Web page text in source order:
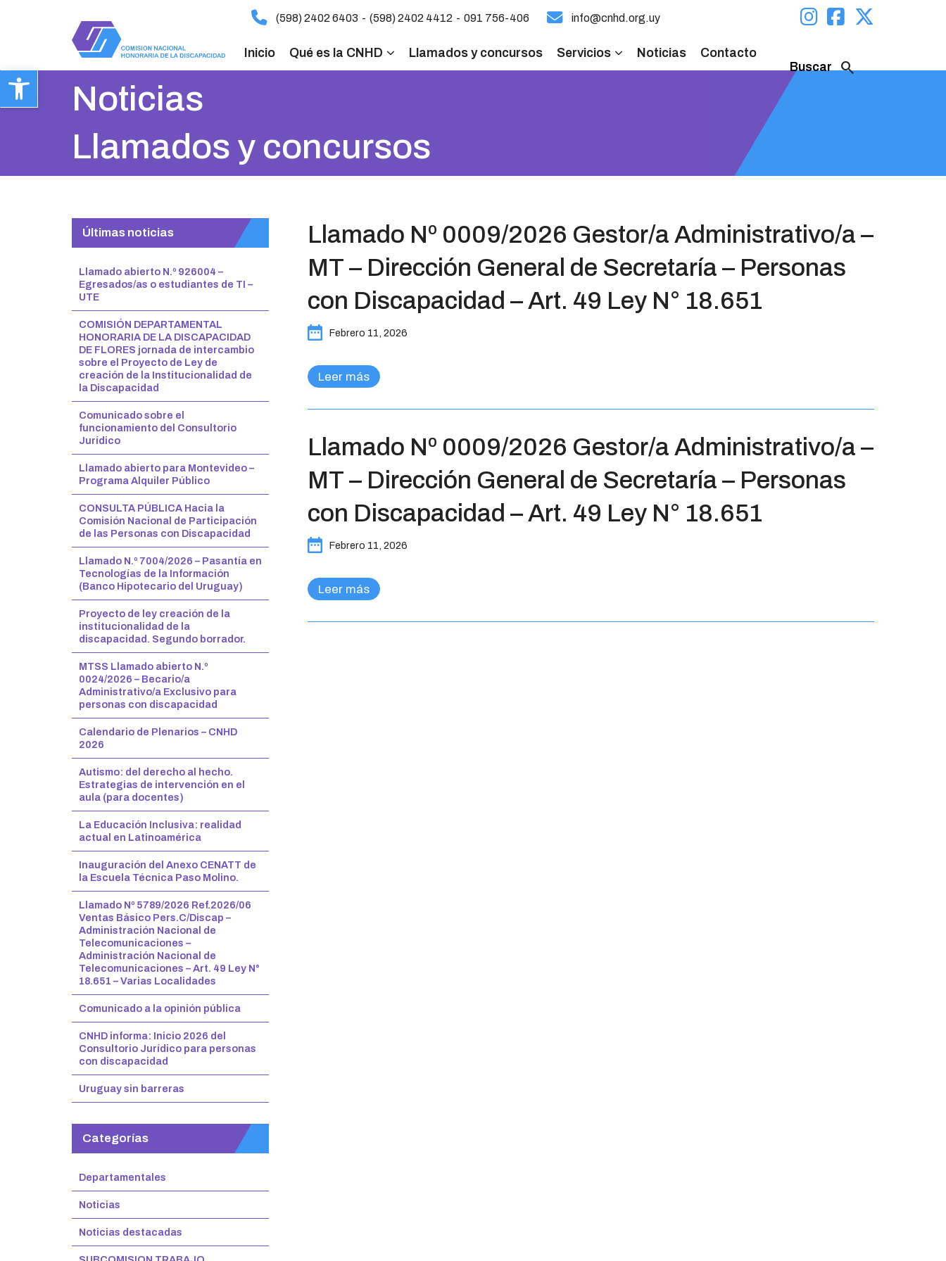
Abrir barra de herramientas
Inicio Qué es la CNHD Llamados y concursos Servicios Noticias
Contacto
Buscar search
(598) 2402 6403 - (598) 2402 4412 - 091 756-406 info@cnhd.org.uy
Noticias
Llamados y concursos
Llamado Nº 0009/2026 Gestor/a Administrativo/a –
MT – Dirección General de Secretaría – Personas
con Discapacidad – Art. 49 Ley N° 18.651
Febrero 11, 2026
Leer más
Llamado Nº 0009/2026 Gestor/a Administrativo/a –
MT – Dirección General de Secretaría – Personas
con Discapacidad – Art. 49 Ley N° 18.651
Febrero 11, 2026
Leer más
Últimas noticias
Llamado abierto N.º 926004 –
Egresados/as o estudiantes de TI –
UTE
COMISIÓN DEPARTAMENTAL
HONORARIA DE LA DISCAPACIDAD
DE FLORES jornada de intercambio
sobre el Proyecto de Ley de
creación de la Institucionalidad de
la Discapacidad
Comunicado sobre el
funcionamiento del Consultorio
Jurídico
Llamado abierto para Montevideo –
Programa Alquiler Público
CONSULTA PÚBLICA Hacia la
Comisión Nacional de Participación
de las Personas con Discapacidad
Llamado N.º 7004/2026 – Pasantía en
Tecnologías de la Información
(Banco Hipotecario del Uruguay)
Proyecto de ley creación de la
institucionalidad de la
discapacidad. Segundo borrador.
MTSS Llamado abierto N.º
0024/2026 – Becario/a
Administrativo/a Exclusivo para
personas con discapacidad
Calendario de Plenarios – CNHD
2026
Autismo: del derecho al hecho.
Estrategias de intervención en el
aula (para docentes)
La Educación Inclusiva: realidad
actual en Latinoamérica
Inauguración del Anexo CENATT de
la Escuela Técnica Paso Molino.
Llamado Nº 5789/2026 Ref.2026/06
Ventas Básico Pers.C/Discap –
Administración Nacional de
Telecomunicaciones –
Administración Nacional de
Telecomunicaciones – Art. 49 Ley N°
18.651 – Varias Localidades
Comunicado a la opinión pública
CNHD informa: Inicio 2026 del
Consultorio Jurídico para personas
con discapacidad
Uruguay sin barreras
Categorías
Departamentales
Noticias
Noticias destacadas